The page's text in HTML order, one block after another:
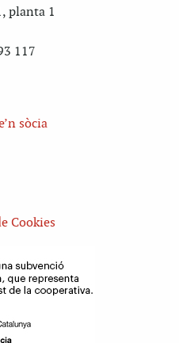
planta 1
117
sòcia
Cookies